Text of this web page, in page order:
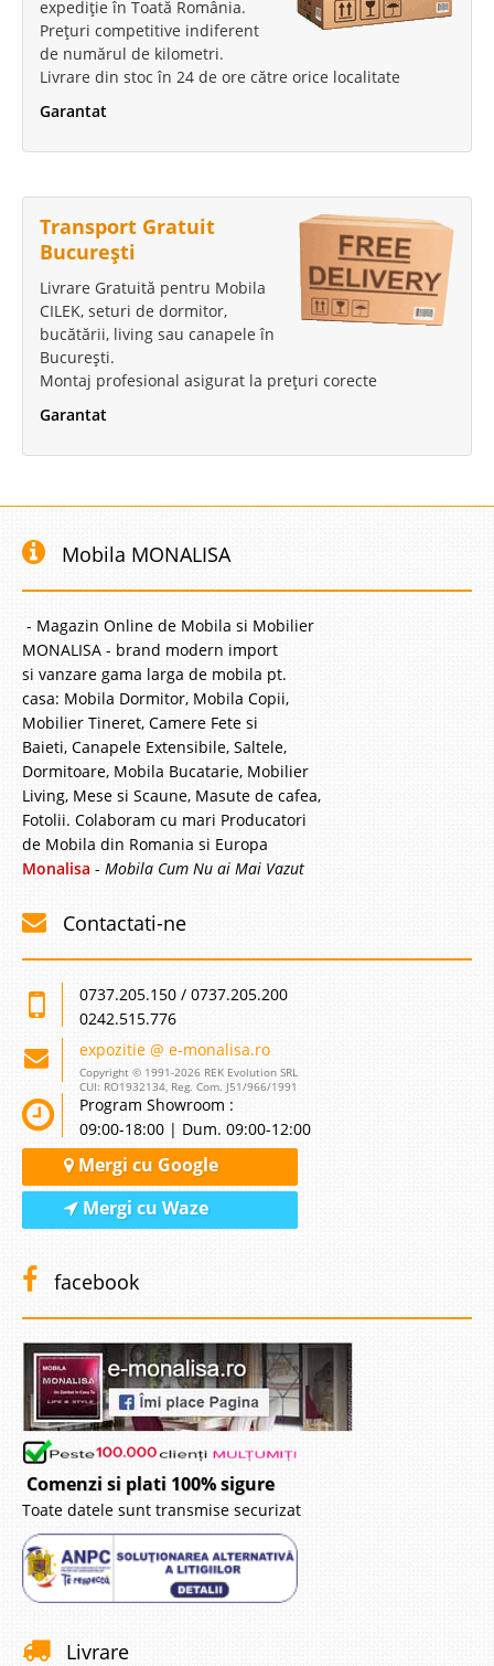
expediție în Toată România.
Prețuri competitive indiferent
de numărul de kilometri.
Livrare din stoc în 24 de ore către orice localitate
Garantat
Transport Gratuit
București
Livrare Gratuită pentru Mobila
CILEK, seturi de dormitor,
bucătării, living sau canapele în
București.
Montaj profesional asigurat la prețuri corecte
Garantat
Mobila MONALISA
- Magazin Online de Mobila si Mobilier
MONALISA - brand modern import
si vanzare gama larga de mobila pt.
casa: Mobila Dormitor, Mobila Copii,
Mobilier Tineret, Camere Fete si
Baieti, Canapele Extensibile, Saltele,
Dormitoare, Mobila Bucatarie, Mobilier
Living, Mese si Scaune, Masute de cafea,
Fotolii. Colaboram cu mari Producatori
de Mobila din Romania si Europa
Monalisa - Mobila Cum Nu ai Mai Vazut
Contactati-ne
0737.205.150 / 0737.205.200
0242.515.776
expozitie @ e-monalisa.ro
Copyright © 1991-2026 REK Evolution SRL
CUI: RO1932134, Reg. Com. J51/966/1991
Program Showroom :
09:00-18:00 | Dum. 09:00-12:00
Mergi cu Google
Mergi cu Waze
facebook
Comenzi si plati 100% sigure
Toate datele sunt transmise securizat
Livrare